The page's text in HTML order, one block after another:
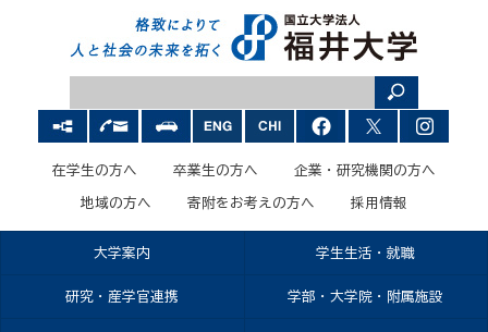
在学生の方へ 卒業生の方へ 企業・研究機関の方へ
地域の方へ 寄附をお考えの方へ 採用情報
大学案内 学生生活・就職
研究・産学官連携 学部・大学院・附属施設